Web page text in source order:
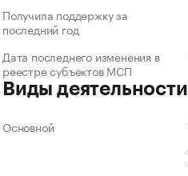
Получила поддержку за
последний год
Дата последнего изменения в
реестре субъектов МСП
Виды деятельности
Основной